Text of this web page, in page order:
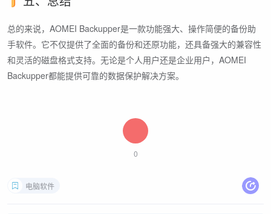
总的来说，AOMEI Backupper是一款功能强大、操作简便的备份助
手软件。它不仅提供了全面的备份和还原功能，还具备强大的兼容性
和灵活的磁盘格式支持。无论是个人用户还是企业用户，AOMEI
Backupper都能提供可靠的数据保护解决方案。
0
电脑软件